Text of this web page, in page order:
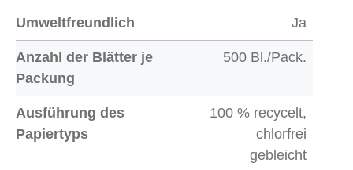
Umweltfreundlich Ja
Anzahl der Blätter je
Packung
500 Bl./Pack.
Ausführung des
Papiertyps
100 % recycelt,
chlorfrei
gebleicht